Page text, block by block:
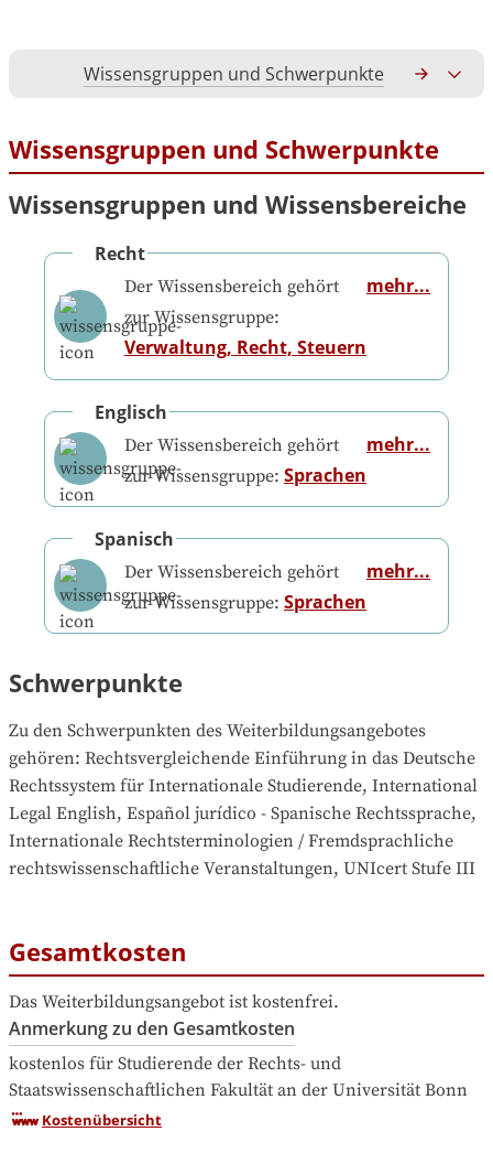
Wissensgruppen und Schwerpunkte
Wissensgruppen und Schwerpunkte
Wissensgruppen und Wissensbereiche
Recht
Der Wissensbereich gehört
zur Wissensgruppe:
Verwaltung, Recht, Steuern
mehr...
Englisch
Der Wissensbereich gehört
zur Wissensgruppe: Sprachen
mehr...
Spanisch
Der Wissensbereich gehört
zur Wissensgruppe: Sprachen
mehr...
Schwerpunkte
Zu den Schwerpunkten des Weiterbildungsangebotes
gehören: Rechtsvergleichende Einführung in das Deutsche
Rechtssystem für Internationale Studierende, International
Legal English, Español jurídico - Spanische Rechtssprache,
Internationale Rechtsterminologien / Fremdsprachliche
rechtswissenschaftliche Veranstaltungen, UNIcert Stufe III
Gesamtkosten
Das Weiterbildungsangebot ist kostenfrei.
Anmerkung zu den Gesamtkosten
kostenlos für Studierende der Rechts- und
Staatswissenschaftlichen Fakultät an der Universität Bonn
Kostenübersicht